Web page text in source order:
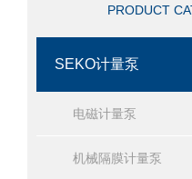
PRODUCT
SEKO计量泵
电磁计量泵
机械隔膜计量泵